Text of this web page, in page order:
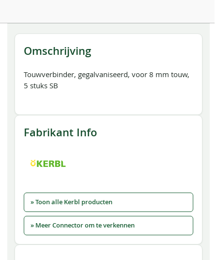
Omschrijving
Touwverbinder, gegalvaniseerd, voor 8 mm touw,
5 stuks SB
Fabrikant Info
» Toon alle Kerbl producten
» Meer Connector om te verkennen